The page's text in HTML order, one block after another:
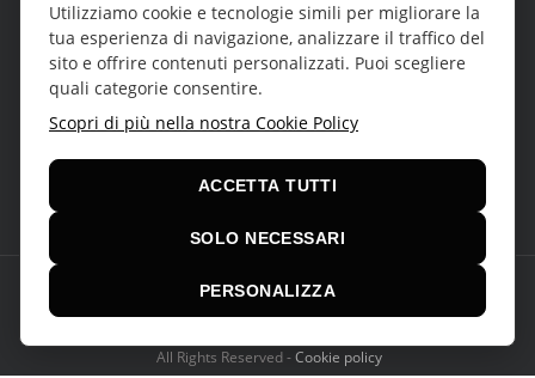
Sesso
2026 | Teatro della Regina Theme by
All Rights Reserved -Cookie policy
Utilizziamo cookie e tecnologie simili per migliorare la
tua esperienza di navigazione, analizzare il traffico del
sito e offrire contenuti personalizzati. Puoi scegliere
quali categorie consentire.
Scopri di più nella nostra Cookie Policy
ACCETTA TUTTI
SOLO NECESSARI
PERSONALIZZA